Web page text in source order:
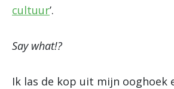
cultuur’.
Say what!?
Ik las de kop uit mijn ooghoek